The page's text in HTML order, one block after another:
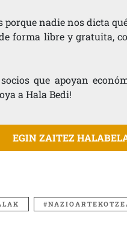
nadie nos dicta
forma libre y gratuita,
que apoyan
a Hala Bedi!
EGIN ZAITEZ